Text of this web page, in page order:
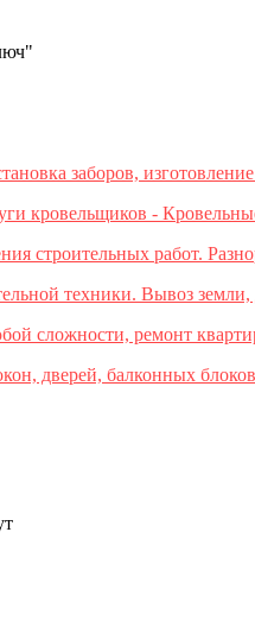
заборов,
кровельщиков -
строительных работ.
техники. Вывоз
сложности, ремонт
дверей, балконных